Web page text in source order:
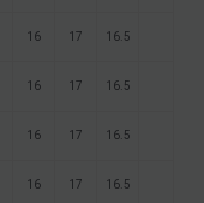
16 17 16.5
16 17 16.5
16 17 16.5
16 17 16.5